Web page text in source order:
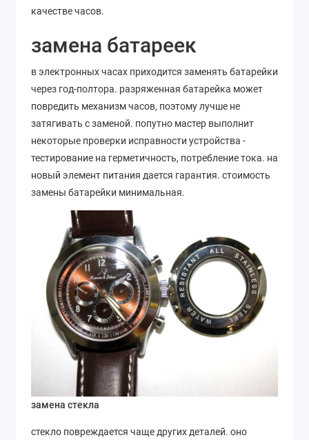
качестве часов.
замена батареек
в электронных часах приходится заменять батарейки
через год-полтора. разряженная батарейка может
повредить механизм часов, поэтому лучше не
затягивать с заменой. попутно мастер выполнит
некоторые проверки исправности устройства -
тестирование на герметичность, потребление тока. на
новый элемент питания дается гарантия. стоимость
замены батарейки минимальная.
замена стекла
стекло повреждается чаще других деталей. оно